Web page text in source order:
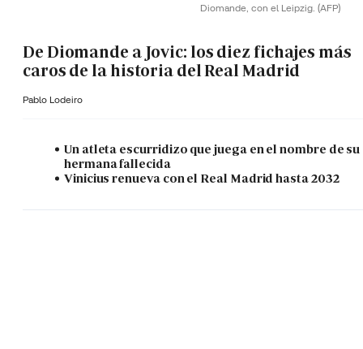
Diomande, con el Leipzig. (AFP)
De Diomande a Jovic: los diez fichajes más
caros de la historia del Real Madrid
Pablo Lodeiro
Un atleta escurridizo que juega en el nombre de su
hermana fallecida
Vinicius renueva con el Real Madrid hasta 2032